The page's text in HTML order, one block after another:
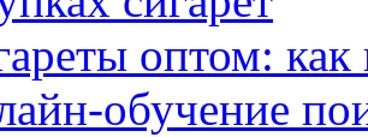
оптом:
обучение